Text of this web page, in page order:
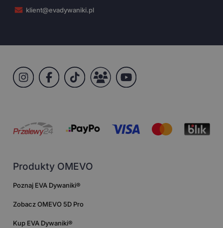
klient@evadywaniki.pl
Produkty OMEVO
Poznaj EVA Dywaniki®
Zobacz OMEVO 5D Pro
Kup EVA Dywaniki®